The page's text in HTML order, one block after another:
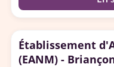
Établissement
(EANM) -